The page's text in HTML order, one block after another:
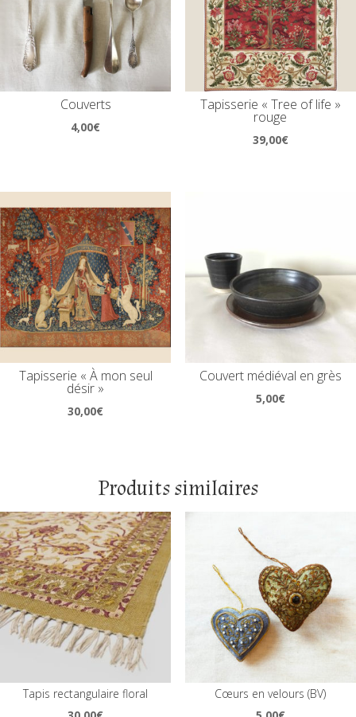
Couverts
4,00€
Tapisserie « Tree of life »
rouge
39,00€
Tapisserie « À mon seul
désir »
30,00€
Couvert médiéval en grès
5,00€
Produits similaires
Tapis rectangulaire floral
Cœurs en velours (BV)